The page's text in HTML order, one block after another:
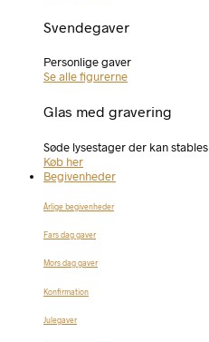
Svendegaver
Personlige gaver
Se alle figurerne
Glas med gravering
Søde lysestager der kan stables
Køb her
Begivenheder
Årlige begivenheder
Fars dag gaver
Mors dag gaver
Konfirmation
Julegaver